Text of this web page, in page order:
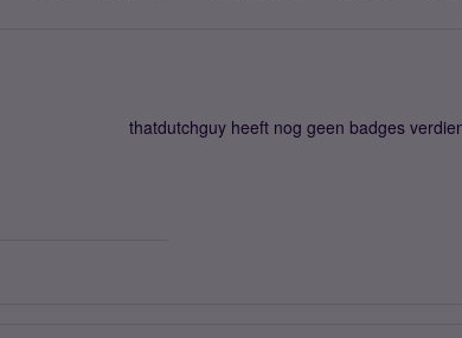
thatdutchguy heeft nog geen badges